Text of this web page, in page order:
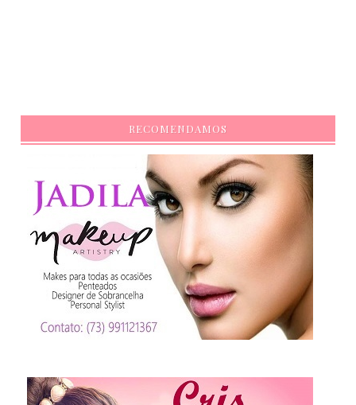
RECOMENDAMOS